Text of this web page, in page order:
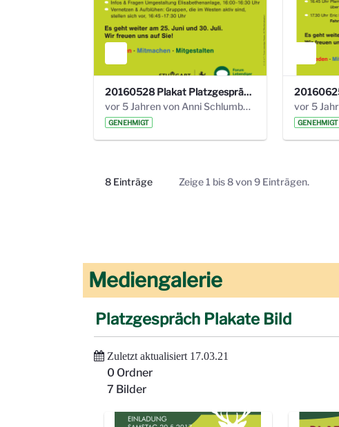
20160528 Plakat Platzgespräch.pdf
vor 5 Jahren von Anni Schlumberger
GENEHMIGT GENEHMIGT
8 EinträgePro Seite Zeige 1 bis 8 von 9 Einträgen.
Mediengalerie
Platzgespräch Plakate Bild
Zuletzt aktualisiert 17.03.21
0 Ordner
7 Bilder